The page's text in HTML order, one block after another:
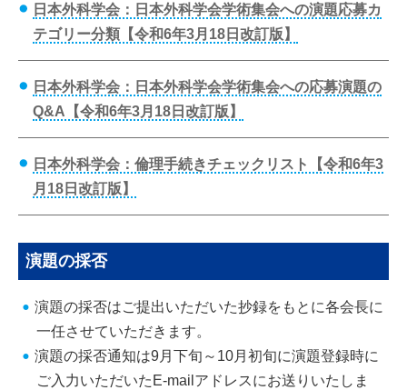
日本外科学会：日本外科学会学術集会への演題応募カ
テゴリー分類【令和6年3月18日改訂版】
日本外科学会：日本外科学会学術集会への応募演題の
Q&A【令和6年3月18日改訂版】
日本外科学会：倫理手続きチェックリスト【令和6年3
月18日改訂版】
演題の採否
演題の採否はご提出いただいた抄録をもとに各会長に
一任させていただきます。
演題の採否通知は9月下旬～10月初旬に演題登録時に
ご入力いただいたE-mailアドレスにお送りいたしま